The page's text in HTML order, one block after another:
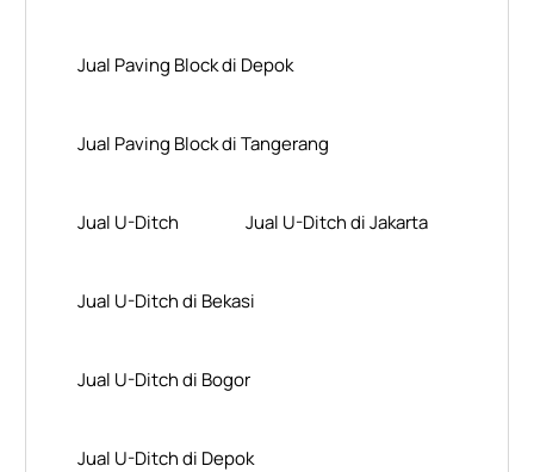
Jual Paving Block di Depok
Jual Paving Block di Tangerang
Jual U-Ditch Jual U-Ditch di Jakarta
Jual U-Ditch di Bekasi
Jual U-Ditch di Bogor
Jual U-Ditch di Depok